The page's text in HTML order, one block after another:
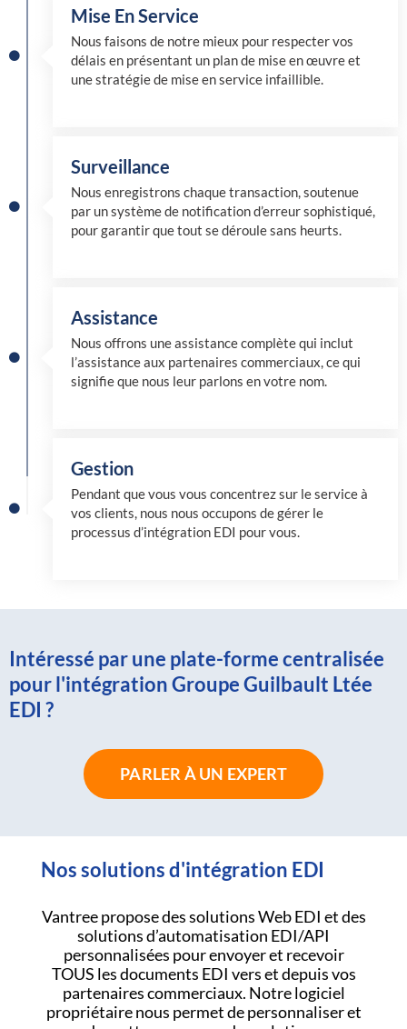
Mise En Service
Nous faisons de notre mieux pour respecter vos
délais en présentant un plan de mise en œuvre et
une stratégie de mise en service infaillible.
Surveillance
Nous enregistrons chaque transaction, soutenue
par un système de notification d’erreur sophistiqué,
pour garantir que tout se déroule sans heurts.
Assistance
Nous offrons une assistance complète qui inclut
l’assistance aux partenaires commerciaux, ce qui
signifie que nous leur parlons en votre nom.
Gestion
Pendant que vous vous concentrez sur le service à
vos clients, nous nous occupons de gérer le
processus d’intégration EDI pour vous.
Intéressé par une plate-forme centralisée
pour l'intégration Groupe Guilbault Ltée
EDI ?
PARLER À UN EXPERT
Nos solutions d'intégration EDI
Vantree propose des solutions Web EDI et des
solutions d’automatisation EDI/API
personnalisées pour envoyer et recevoir
TOUS les documents EDI vers et depuis vos
partenaires commerciaux. Notre logiciel
propriétaire nous permet de personnaliser et